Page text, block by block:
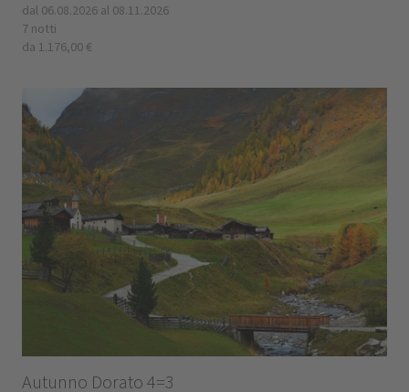
dal 06.08.2026 al 08.11.2026
7 notti
da 1.176,00 €
Autunno Dorato 4=3